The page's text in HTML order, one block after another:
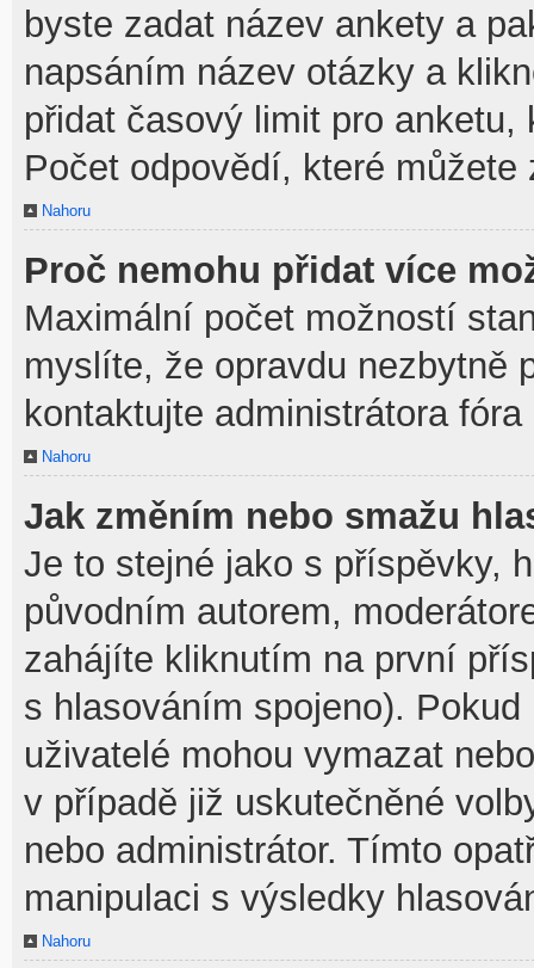
byste zadat název ankety a
napsáním název otázky a
přidat časový limit pro
Počet odpovědí, které
Nahoru
Proč nemohu přidat více
Maximální počet možností
myslíte, že opravdu nezbytně
kontaktujte administrátora
Nahoru
Jak změním nebo smažu
Je to stejné jako s příspěvky,
původním autorem,
zahájíte kliknutím na první
s hlasováním spojeno).
uživatelé mohou vymazat
v případě již uskutečněné
nebo administrátor. Tímto
manipulaci s výsledky
Nahoru